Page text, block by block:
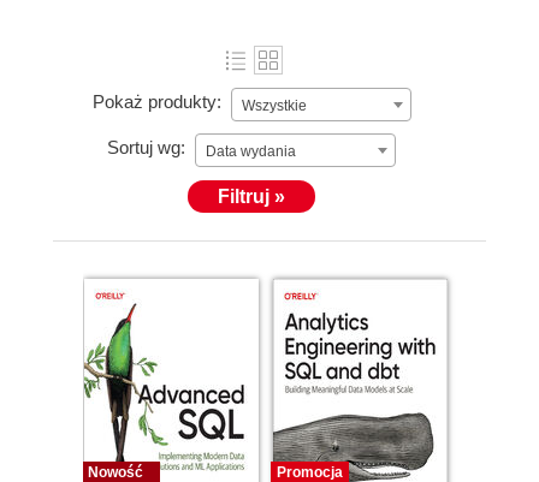
Pokaż produkty: Wszystkie
Sortuj wg: Data wydania
Filtruj »
Nowość
Promocja